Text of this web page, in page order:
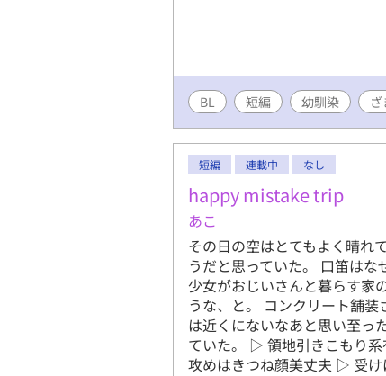
BL 短編 幼馴染
短編 連載中 なし
happy mistake trip
あこ
その日の空はとてもよく晴れ
うだと思っていた。 口笛は
少女がおじいさんと暮らす家
うな、と。 コンクリート舗
は近くにないなあと思い至っ
ていた。 ▷ 領地引きこもり
攻めはきつね顔美丈夫 ▷ 受